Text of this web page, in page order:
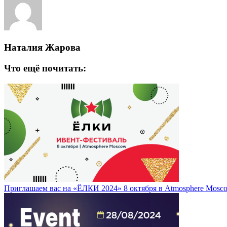
Наталия Жарова
Что ещё почитать:
Приглашаем вас на «ЁЛКИ 2024» 8 октября в Atmosphere